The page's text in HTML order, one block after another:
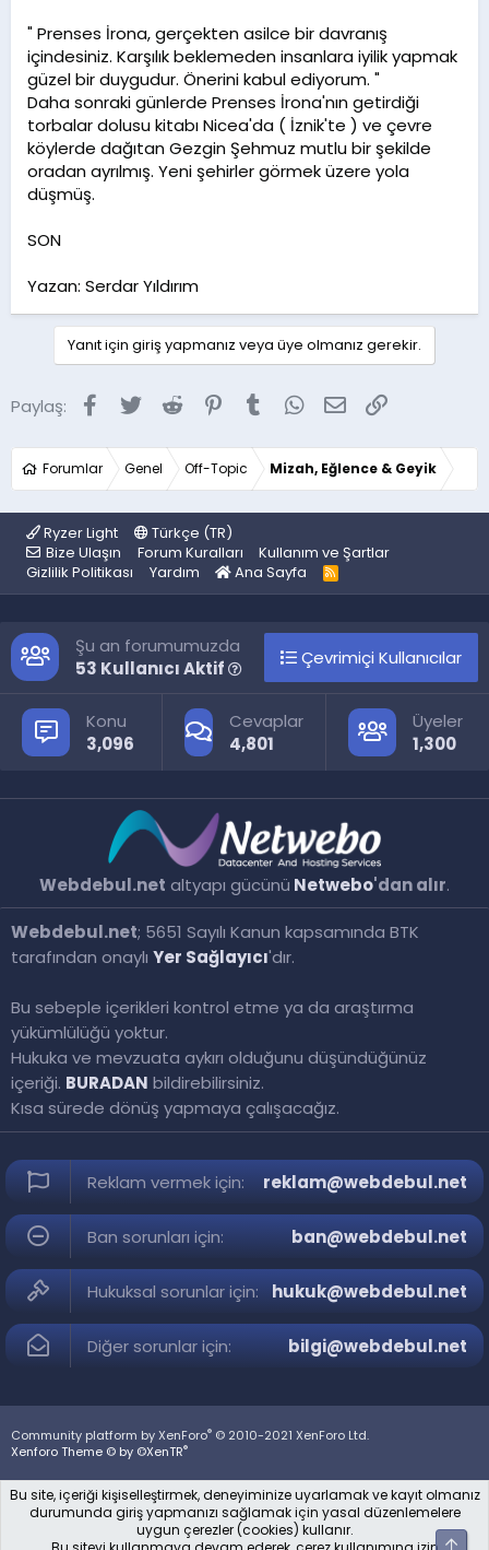
" Prenses İrona, gerçekten asilce bir davranış
içindesiniz. Karşılık beklemeden insanlara iyilik yapmak
güzel bir duygudur. Önerini kabul ediyorum. "
Daha sonraki günlerde Prenses İrona'nın getirdiği
torbalar dolusu kitabı Nicea'da ( İznik'te ) ve çevre
köylerde dağıtan Gezgin Şehmuz mutlu bir şekilde
oradan ayrılmış. Yeni şehirler görmek üzere yola
düşmüş.
SON
Yazan: Serdar Yıldırım
Yanıt için giriş yapmanız veya üye olmanız gerekir.
Paylaş: Facebook
Twitter Reddit Pinterest
Tumblr WhatsApp
E-posta
Forumlar Genel Off-Topic Mizah, Eğlence & Geyik
Ryzer Light
Türkçe (TR)
Bize Ulaşın
Forum Kuralları
Kullanım ve Şartlar
Gizlilik Politikası
Yardım Ana Sayfa
R
S
Şu an forumumuzda
53 Kullanıcı Aktif
Çevrimiçi Kullanıcılar
Konu
3,096
Cevaplar
4,801
Üyeler
1,300
Webdebul.net; 5651 Sayılı Kanun kapsamında BTK
tarafından onaylı Yer Sağlayıcı'dır.
Bu sebeple içerikleri kontrol etme ya da araştırma
yükümlülüğü yoktur.
Hukuka ve mevzuata aykırı olduğunu düşündüğünüz
içeriği. BURADAN bildirebilirsiniz.
Kısa sürede dönüş yapmaya çalışacağız.
Webdebul.net altyapı gücünü Netwebo'dan alır.
Reklam vermek için: reklam@webdebul.net
Ban sorunları için: ban@webdebul.net
Hukuksal sorunlar için: hukuk@webdebul.net
Diğer sorunlar için: bilgi@webdebul.net
Community platform by XenForo® © 2010-2021 XenForo Ltd.
Xenforo Theme © by ©XenTR®
Bu site, içeriği kişiselleştirmek, deneyiminize uyarlamak ve kayıt olmanız
durumunda giriş yapmanızı sağlamak için yasal düzenlemelere
uygun çerezler (cookies) kullanır.
Üst